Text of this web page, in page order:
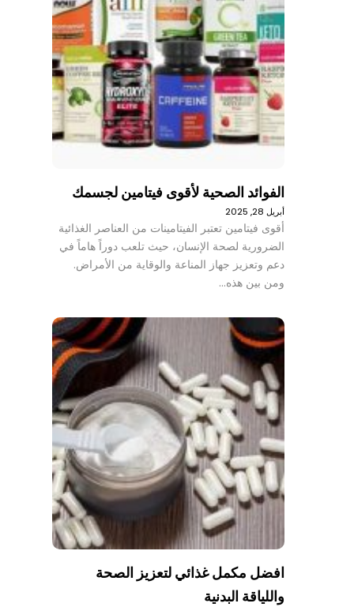
الفوائد الصحية لأقوى فيتامين لجسمك
أبريل 28, 2025
أقوى فيتامين تعتبر الفيتامينات من العناصر الغذائية
الضرورية لصحة الإنسان، حيث تلعب دوراً هاماً في
دعم وتعزيز جهاز المناعة والوقاية من الأمراض.
ومن بين هذه…
افضل مكمل غذائي لتعزيز الصحة
واللياقة البدنية